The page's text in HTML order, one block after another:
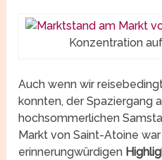
Konzentration
Auch wenn wir
konnten, der Spaziergang
hochsommerlichen
Markt von Saint-Atoine
erinnerungwürdigen